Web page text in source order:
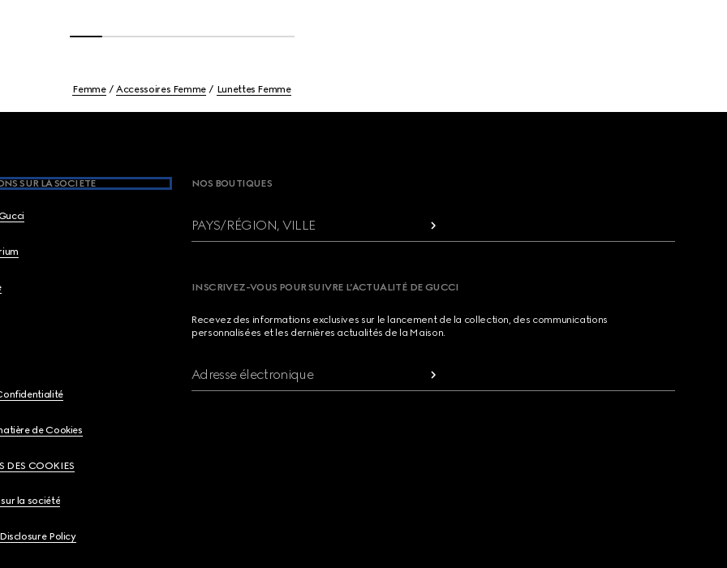
Femme Accessoires Femme Lunettes Femme
SUR LA SOCIETE
de Cookies
DES COOKIES
la société
Policy
NOS BOUTIQUES
PAYS/RÉGION, VILLE
INSCRIVEZ-VOUS POUR SUIVRE L’ACTUALITÉ DE GUCCI
Recevez des informations exclusives sur le lancement de la collection, des communications
personnalisées et les dernières actualités de la Maison.
Adresse électronique